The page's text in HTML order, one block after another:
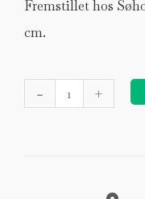
Fremstillet hos
cm.
-
Nitzsche
for
+